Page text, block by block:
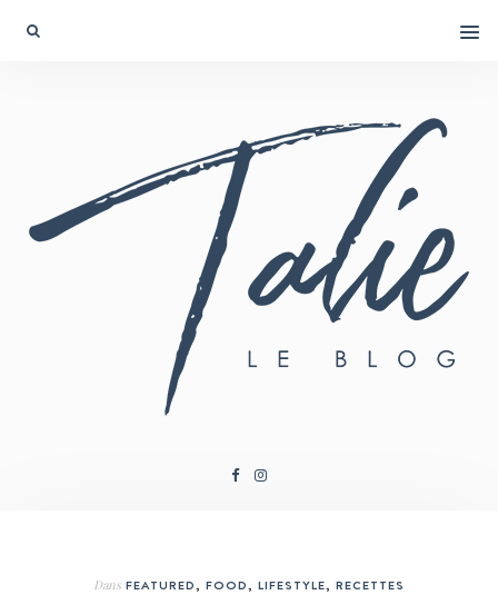
Dans FEATURED, FOOD, LIFESTYLE, RECETTES